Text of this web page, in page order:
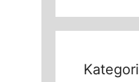
Kategori